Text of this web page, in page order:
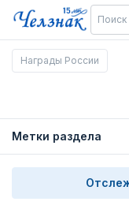
Награды России
Метки раздела